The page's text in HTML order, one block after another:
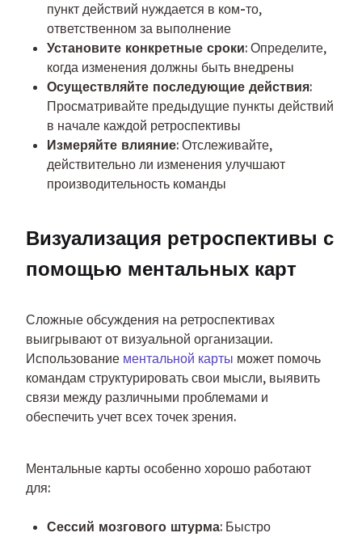
пункт действий нуждается в ком-то,
ответственном за выполнение
Установите конкретные сроки: Определите,
когда изменения должны быть внедрены
Осуществляйте последующие действия:
Просматривайте предыдущие пункты действий
в начале каждой ретроспективы
Измеряйте влияние: Отслеживайте,
действительно ли изменения улучшают
производительность команды
Визуализация ретроспективы с
помощью ментальных карт
Сложные обсуждения на ретроспективах
выигрывают от визуальной организации.
Использование ментальной карты может помочь
командам структурировать свои мысли, выявить
связи между различными проблемами и
обеспечить учет всех точек зрения.
Ментальные карты особенно хорошо работают
для:
Сессий мозгового штурма: Быстро